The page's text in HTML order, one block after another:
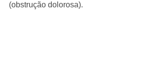
(obstrução dolorosa).